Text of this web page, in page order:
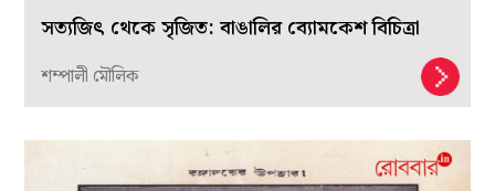
সত্যজিৎ থেকে সৃজিত: বাঙালির ব্যোমকেশ বিচিত্রা
শম্পালী মৌলিক